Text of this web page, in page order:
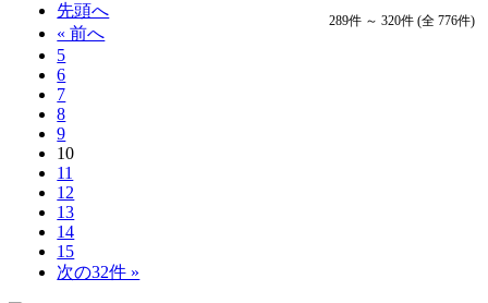
289件 ～ 320件 (全 776件)
先頭へ
« 前へ
5
6
7
8
9
10
11
12
13
14
15
次の32件 »